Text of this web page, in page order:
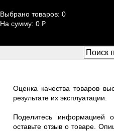
Выбрано товаров: 0
На сумму: 0 ₽
Оценка качества товаров
результате их эксплуатации.
Поделитесь информацией
оставьте отзыв о товаре.